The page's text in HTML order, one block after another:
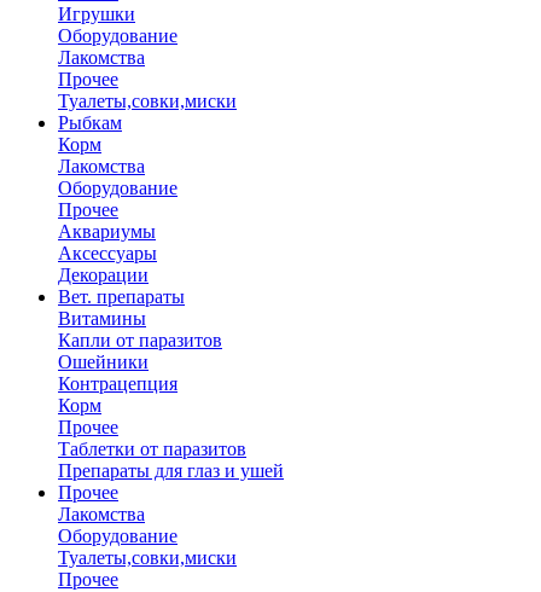
Игрушки
Оборудование
Лакомства
Прочее
Туалеты,совки,миски
Рыбкам
Корм
Лакомства
Оборудование
Прочее
Аквариумы
Аксессуары
Декорации
Вет. препараты
Витамины
Капли от паразитов
Ошейники
Контрацепция
Корм
Прочее
Таблетки от паразитов
Препараты для глаз и ушей
Прочее
Лакомства
Оборудование
Туалеты,совки,миски
Прочее